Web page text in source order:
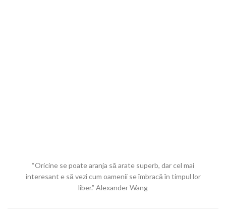
“Oricine se poate aranja să arate superb, dar cel mai
interesant e să vezi cum oamenii se îmbracă în timpul lor
liber.” Alexander Wang